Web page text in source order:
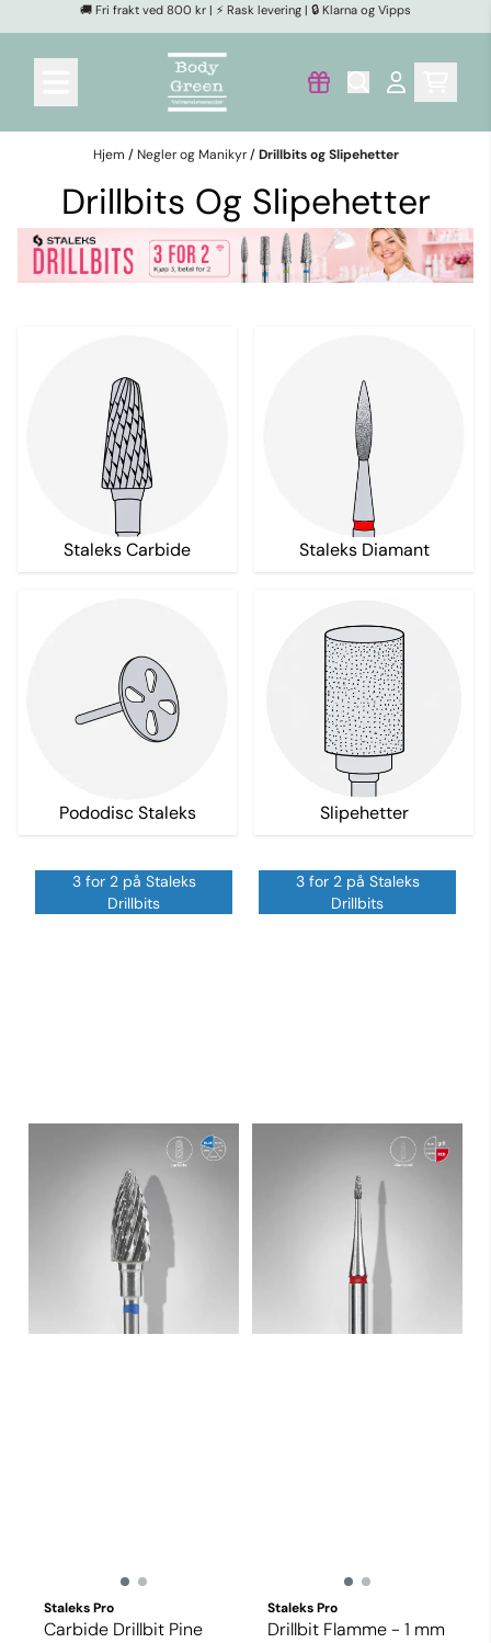
Hopp til innhold🚚 Fri frakt ved 800 kr | ⚡ Rask levering | 🔒 Klarna og Vipps
Hjem / Negler og Manikyr/Drillbits og Slipehetter
Drillbits Og Slipehetter
Staleks Carbide Staleks Diamant
Pododisc Staleks Slipehetter
3 for 2 på Staleks
Drillbits
Staleks Pro
Carbide Drillbit Pine
3 for 2 på Staleks
Drillbits
Staleks Pro
Drillbit Flamme - 1 mm